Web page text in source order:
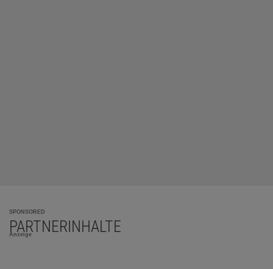
SPONSORED
PARTNERINHALTE
Anzeige